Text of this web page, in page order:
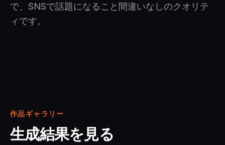
で、SNSで話題になること間違いなしのクオリテ
ィです。
作品ギャラリー
生成結果を見る